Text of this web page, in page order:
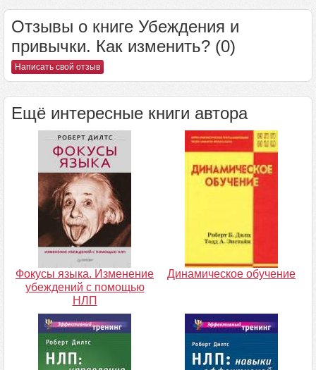
Отзывы о книге Убеждения и
привычки. Как изменить? (0)
Написать свой отзыв
Ещё интересные книги автора
Фокусы языка. Изменение
убеждений с помощью
НЛП
Динамическое обучение